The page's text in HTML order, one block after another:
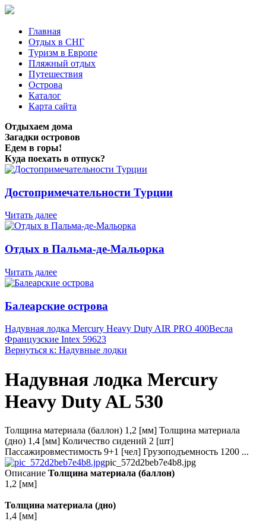
Главная
Отдых в СНГ
Туризм в Европе
Пляжный отдых
Путешествия
Острова
Каталог
Карта сайта
Отдыхаем дома
Загадки островов
Едем в горы!
Куда поехать в отпуск?
Достопримечательности Турции
Читать далее
Отдых в Пальма-де-Мальорка
Читать далее
Балеарские острова
Надувная лодка Mercury Heavy Duty AIR PRO 400Весла
Французские Intex 59623
Вернуться к: Надувные лодки
Надувная лодка Mercury
Heavy Duty AL 530
Толщина материала (баллон) 1,2 [мм] Толщина материала
(дно) 1,4 [мм] Количество сидений 2 [шт]
Пассажировместимость 9+1 [чел] Грузоподъемность 1200 ...
pic_572d2beb7e4b8.jpg
Описание Толщина материала (баллон)
1,2 [мм]
Толщина материала (дно)
1,4 [мм]